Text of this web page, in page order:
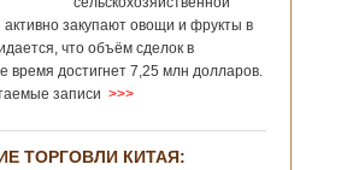
активно закупают овощи и фрукты в
что объём сделок в
время достигнет 7,25 млн долларов.
записи >>>
ТОРГОВЛИ КИТАЯ: